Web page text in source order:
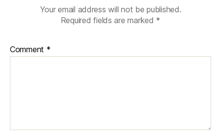
Your email address will not be published.
Required fields are marked *
Comment *